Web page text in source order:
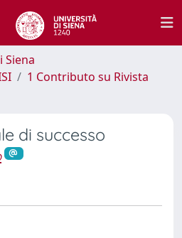
Siena
1 Contributo su Rivista
di successo